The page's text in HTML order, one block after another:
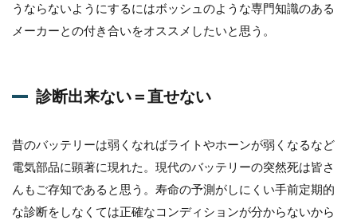
うならないようにするにはボッシュのような専門知識のある
メーカーとの付き合いをオススメしたいと思う。
診断出来ない＝直せない
昔のバッテリーは弱くなればライトやホーンが弱くなるなど
電気部品に顕著に現れた。現代のバッテリーの突然死は皆さ
んもご存知であると思う。寿命の予測がしにくい手前定期的
な診断をしなくては正確なコンディションが分からないから